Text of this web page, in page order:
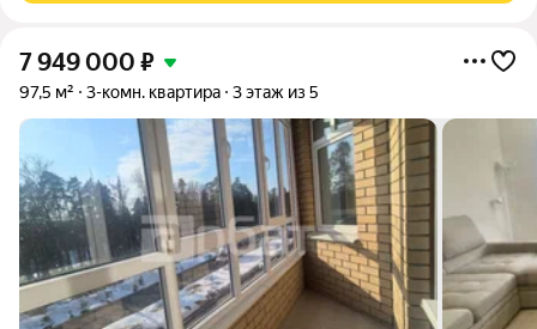
7 949 000 ₽
97,5 м² 3-комн. квартира 3 этаж из 5